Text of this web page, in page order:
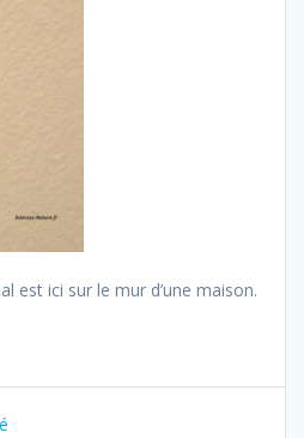
est ici sur le mur d’une maison.